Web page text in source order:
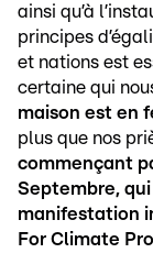
ainsi qu’à
principes
et nations est
certaine qui
maison est en
plus que nos
commençant
Septembre,
manifestation
For Climate